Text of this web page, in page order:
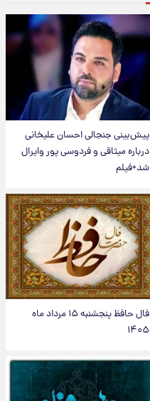
پیش‌بینی جنجالی احسان علیخانی
درباره میثاقی و فردوسی پور وایرال
شد+فیلم
فال حافظ پنجشنبه ۱۵ مرداد ماه
۱۴۰۵